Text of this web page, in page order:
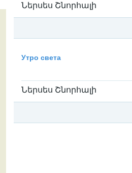
Ներսես Շնորհալի
Утро света
Ներսես Շնորհալի